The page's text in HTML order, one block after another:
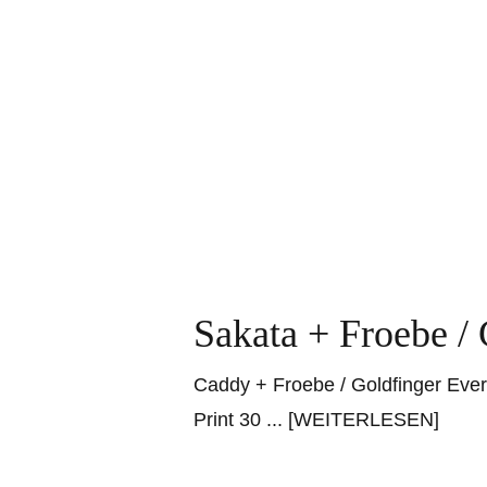
Sakata + Froebe
Caddy + Froebe / Goldfinger
Print 30 ... [WEITERLESEN]